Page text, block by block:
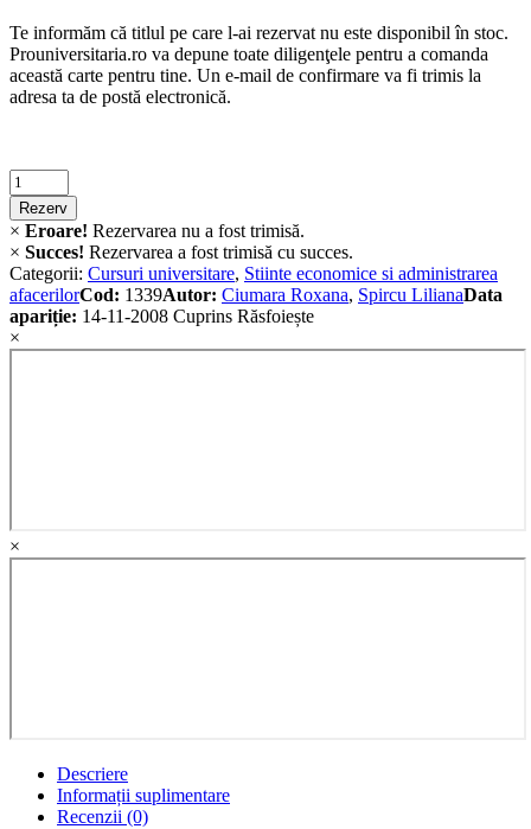
Te informăm că titlul pe care l-ai rezervat nu este disponibil în stoc.
Prouniversitaria.ro va depune toate diligenţele pentru a comanda
această carte pentru tine. Un e-mail de confirmare va fi trimis la
adresa ta de postă electronică.
Criminalistica
quantity
Rezerv
× Eroare! Rezervarea nu a fost trimisă.
× Succes! Rezervarea a fost trimisă cu succes.
Categorii: Cursuri universitare, Stiinte economice si administrarea
afacerilorCod: 1339Autor: Ciumara Roxana, Spircu LilianaData
apariție: 14-11-2008 Cuprins Răsfoiește
×
×
Descriere
Informații suplimentare
Recenzii (0)